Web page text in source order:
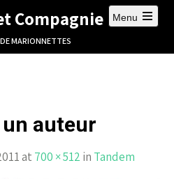
Compagnie
MARIONNETTES
Menu
auteur
at 700 × 512 in Tandem